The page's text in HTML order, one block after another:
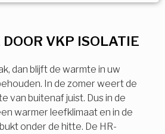
VKP ISOLATIE
dan blijft de warmte in uw
In de zomer weert de
van buitenaf juist. Dus in de
warmer leefklimaat en in de
onder de hitte. De HR-